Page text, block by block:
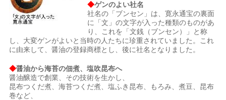
◆ゲンのよい社名
社名の「ブンセン」は、寛永通宝の裏面
に「文」の文字が入った種類のものがあ
り、これを「文銭（ブンセン）」と称
し、大変ゲンがよいと当時の人たちに珍重されていました。これ
に由来して、醤油の登録商標とし、後に社名となりました。
◆醤油から海苔の佃煮、塩吹昆布へ
醤油醸造で創業、その技術を生かし、
昆布つくだ煮、海苔つくだ煮、塩ふき昆布、もろみ、煮豆、昆布
巻など、